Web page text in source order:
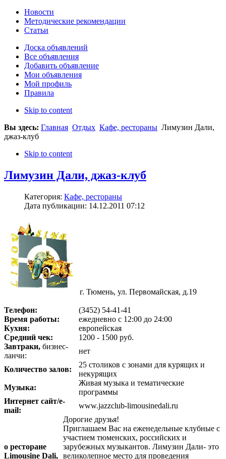
Новости
Методические рекомендации
Статьи
Доска объявлений
Все объявления
Добавить объявление
Мои объявления
Мой профиль
Правила
Skip to content
Вы здесь: Главная Отдых Кафе, рестораны Лимузин Дали,
джаз-клуб
Skip to content
Лимузин Дали, джаз-клуб
Категория: Кафе, рестораны
Дата публикации: 14.12.2011 07:12
г. Тюмень, ул. Первомайская, д.19
Телефон:
(3452) 54-41-41
Время работы:
ежедневно с 12:00 до 24:00
Кухня:
европейская
Средний чек:
1200 - 1500 руб.
Завтраки, бизнес-
ланчи:
нет
Количество залов:
25 столиков с зонами для курящих и
некурящих
Музыка:
Живая музыка и тематические
программы
Интернет сайт/e-
mail:
www.jazzclub-limousinedali.ru
о ресторане
Limousine Dali,
Дорогие друзья!
Приглашаем Вас на еженедельные клубные с
участием тюменских, российских и
зарубежных музыкантов. Лимузин Дали- это
великолепное место для проведения